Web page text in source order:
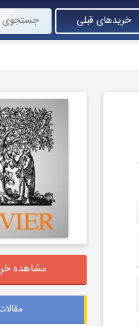
خریدهای قبلی جستجوی
مشاهده